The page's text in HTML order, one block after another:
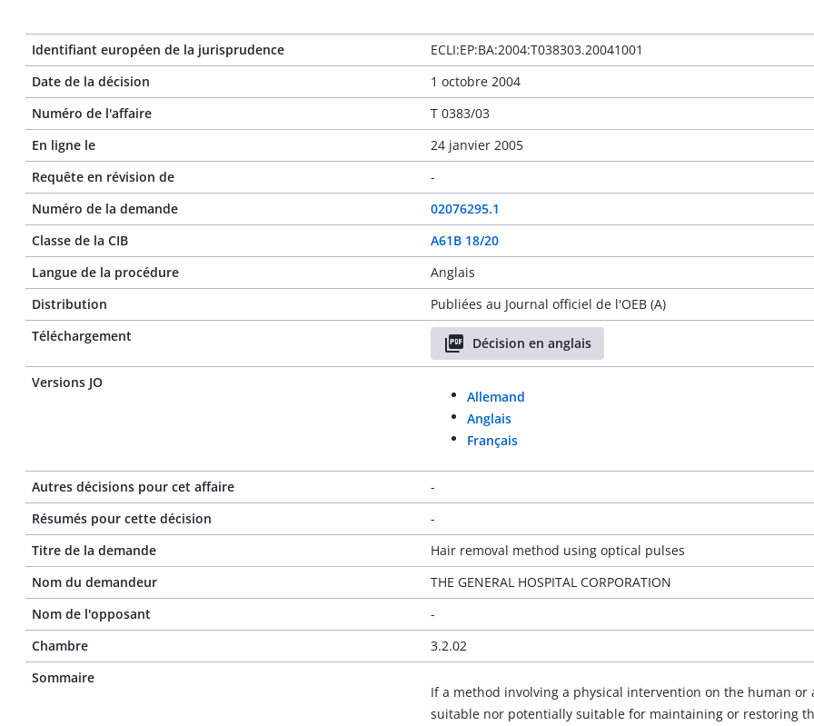
Identifiant européen de la jurisprudence
ECLI:EP:BA:2004:T038303.20041001
Date de la décision
1 octobre 2004
Numéro de l'affaire
T 0383/03
En ligne le
24 janvier 2005
Requête en révision de
-
Numéro de la demande
02076295.1
Classe de la CIB
A61B 18/20
Langue de la procédure
Anglais
Distribution
Publiées au Journal officiel de l'OEB (A)
Téléchargement
Décision en anglais
Versions JO
Allemand
Anglais
Français
Autres décisions pour cet affaire
-
Résumés pour cette décision
-
Titre de la demande
Hair removal method using optical pulses
Nom du demandeur
THE GENERAL HOSPITAL CORPORATION
Nom de l'opposant
-
Chambre
3.2.02
Sommaire
If a method involving a physical intervention on the human
suitable nor potentially suitable for maintaining or restoring